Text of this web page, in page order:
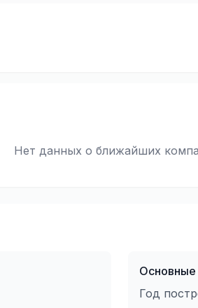
Нет данных о ближайших
Основные
Год